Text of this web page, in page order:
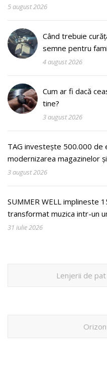
5 august 2026
Când trebuie
semne pentru
4 august 2026
Cum ar fi dacă
tine?
3 august 2026
TAG investește 500.000 de
modernizarea magazinelor
3 august 2026
SUMMER WELL implineste
transformat muzica intr-un
31 iulie 2026
Lenjerii de